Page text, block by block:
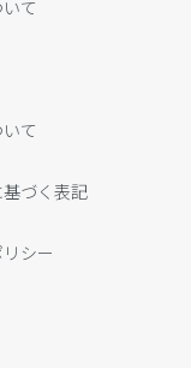
て
て
づく表記
シー